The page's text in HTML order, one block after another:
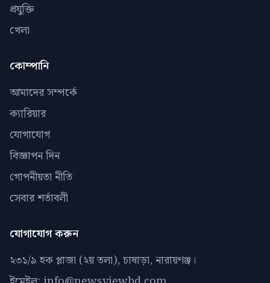
প্রযুক্তি
খেলা
কোম্পানি
আমাদের সম্পর্কে
ক্যারিয়ার
যোগাযোগ
বিজ্ঞাপন দিন
গোপনীয়তা নীতি
সেবার শর্তাবলী
যোগাযোগ করুন
২৩১/৯ হক প্লাজা (২য় তলা), চাষাড়া, নারায়ণঞ্জ।